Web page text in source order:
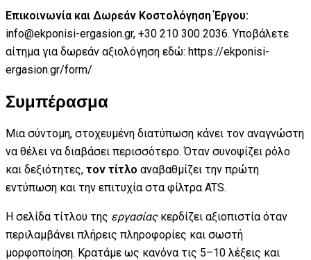
Επικοινωνία και Δωρεάν Κοστολόγηση Έργου:
info@ekponisi-ergasion.gr, +30 210 300 2036. Υποβάλετε
αίτημα για δωρεάν αξιολόγηση εδώ: https://ekponisi-
ergasion.gr/form/
Συμπέρασμα
Μια σύντομη, στοχευμένη διατύπωση κάνει τον αναγνώστη
να θέλει να διαβάσει περισσότερο. Όταν συνοψίζει ρόλο
και δεξιότητες, τον τίτλο αναβαθμίζει την πρώτη
εντύπωση και την επιτυχία στα φίλτρα ATS.
Η σελίδα τίτλου της εργασίαςκερδίζει αξιοπιστία όταν
περιλαμβάνει πλήρεις πληροφορίες και σωστή
μορφοποίηση. Κρατάμε ως κανόνα τις 5–10 λέξεις και